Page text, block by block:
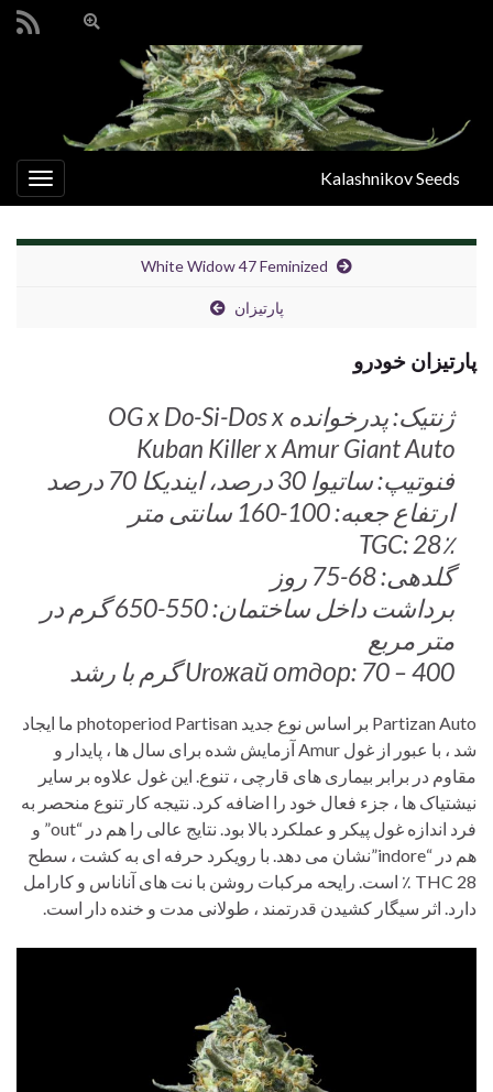
Toggle
Kalashnikov Seeds
White Widow 47 Feminized
پارتیزان
پارتیزان خودرو
ژنتیک: پدرخوانده OG x Do-Si-Dos x
Kuban Killer x Amur Giant Auto
فنوتیپ: ساتیوا 30 درصد، ایندیکا 70 درصد
ارتفاع جعبه: 100-160 سانتی متر
TGC: 28٪
گلدهی: 68-75 روز
برداشت داخل ساختمان: 550-650 گرم در
متر مربع
Uroжай отдор: 70 – 400 گرم با رشد
Partizan Auto بر اساس نوع جدید photoperiod Partisan ما ایجاد
شد ، با عبور از غول Amur آزمایش شده برای سال ها ، پایدار و
مقاوم در برابر بیماری های قارچی ، تنوع. این غول علاوه بر سایر
نیشتیاک ها ، جزء فعال خود را اضافه کرد. نتیجه کار تنوع منحصر به
فرد اندازه غول پیکر و عملکرد بالا بود. نتایج عالی را هم در “out” و
هم در “indore”نشان می دهد. با رویکرد حرفه ای به کشت ، سطح
THC 28 ٪ است. رایحه مرکبات روشن با نت های آناناس و کارامل
دارد. اثر سیگار کشیدن قدرتمند ، طولانی مدت و خنده دار است.